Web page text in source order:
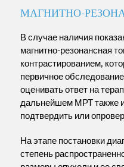
МАГНИТНО-
В случае наличия
магнитно-резонансная
контрастированием,
первичное
оценивать ответ на
дальнейшем МРТ также
подтвердить или
На этапе постановки
степень